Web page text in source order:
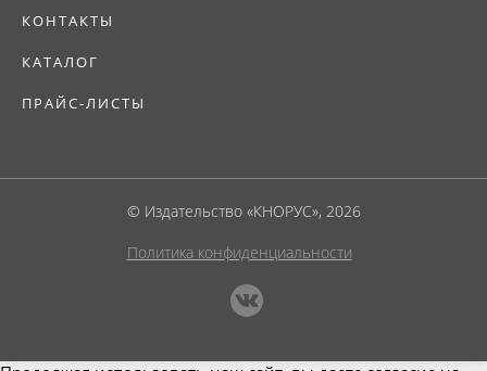
КОНТАКТЫ
КАТАЛОГ
ПРАЙС-ЛИСТЫ
© Издательство «КНОРУС», 2026
Политика конфиденциальности